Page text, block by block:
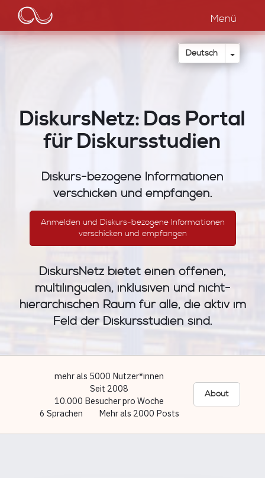
Direkt
Inhalt
Main
navigation
Menü
Deutsch
DiskursNetz: Das Portal
für Diskursstudien
Diskurs-bezogene Informationen
verschicken und empfangen.
Anmelden und Diskurs-bezogene Informationen
verschicken und empfangen
DiskursNetz bietet einen offenen,
multilingualen, inklusiven und nicht-
hierarchischen Raum für alle, die aktiv im
Feld der Diskursstudien sind.
mehr als 5000 Nutzer*innen
Seit 2008
10.000 Besucher pro Woche
6 Sprachen
Mehr als 2000 Posts
About